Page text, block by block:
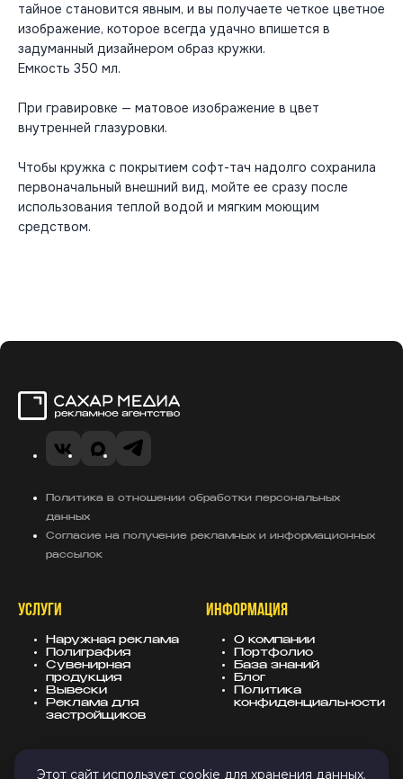
тайное становится явным, и вы получаете четкое цветное
изображение, которое всегда удачно впишется в
задуманный дизайнером образ кружки.
Емкость 350 мл.
При гравировке — матовое изображение в цвет
внутренней глазуровки.
Чтобы кружка с покрытием софт-тач надолго сохранила
первоначальный внешний вид, мойте ее сразу после
использования теплой водой и мягким моющим
средством.
VK Telegram
MAX
Политика в отношении обработки персональных
данных
Согласие на получение рекламных и информационных
рассылок
УСЛУГИ
Наружная реклама
Полиграфия
Сувенирная
продукция
Вывески
Реклама для
застройщиков
ИНФОРМАЦИЯ
О компании
Портфолио
База знаний
Блог
Политика
конфиденциальности
КОНТАКТЫ СОЦСЕТИ
Этот сайт использует cookie для хранения данных.